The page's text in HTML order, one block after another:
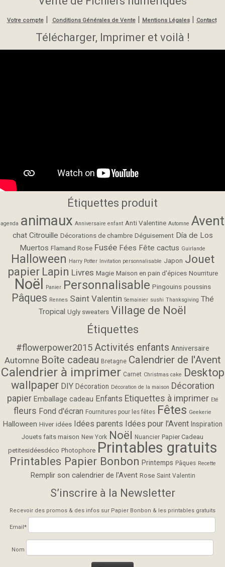
Votre compte| Conditions Générales de Vente| Mentions Légales | Contact
Télécharger, Imprimer et voilà !
Étiquettes produit
agenda animaux Anniversaire enfant Anti Valentine Automne Avent
chat Citrouille Décorations de chambre Déguisement Día de Los
Muertos Flamand Rose Fusée Fées Fête cactus Guirlande
Halloween Harry Potter Invitation personnalisable Japon Jouet
papier Lapin Livres Magie Maison en pain d'épices Nourriture
Noël Panier Personnalisable Pingouins poussins
Pâques Rennes Saint Valentin Semainier sushi Thanksgiving Thé
Tropical Ugly sweaters Village de Noël
Étiquettes
#flowerpower2015 Activités enfants Anniversaire
Automne Boîte cadeau Bretagne Calendrier de l'Avent
Calendrier à imprimer Carnet Christmas cake Desktop
wallpaper DIY Décoration Décoration de la maison Décoration
papier Emballage cadeau Enfants Etiquettes à imprimer Eté
fleurs Fond d'écran Fournitures pour les fêtes Fêtes Geekerie
Halloween Hiver idées Idées parents Idées pour l'Avent Inspiration
Jouets faits maison New York Noël Nuancier Papier Cadeau
petitesidéesdéco Photophore Printables gratuits
Printables Papier Bonbon Printemps Pâques Recette
Remplir son calendrier de l'Avent Rose Saint Valentin
S’inscrire à la Newsletter
Recevoir des promos & des infos sur Papier Bonbon & les printables gratuits
Email*
Nom